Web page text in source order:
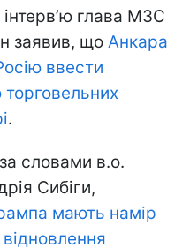
глава МЗС
заявив, що Анкара
ввести
.
словами в.о.
Сибіги,
мають намір